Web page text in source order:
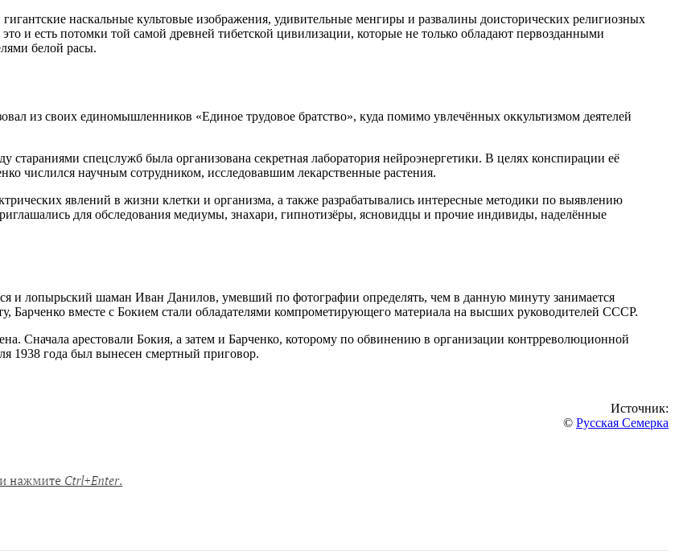
наскальные культовые изображения, удивительные менгиры и развалины доисторических религиозных
и есть потомки той самой древней тибетской цивилизации, которые не только обладают первозданными
белой расы.
из своих единомышленников «Единое трудовое братство», куда помимо увлечённых оккультизмом деятелей
стараниями спецслужб была организована секретная лаборатория нейроэнергетики. В целях конспирации её
числился научным сотрудником, исследовавшим лекарственные растения.
явлений в жизни клетки и организма, а также разрабатывались интересные методики по выявлению
для обследования медиумы, знахари, гипнотизёры, ясновидцы и прочие индивиды, наделённые
и лопырьский шаман Иван Данилов, умевший по фотографии определять, чем в данную минуту занимается
Барченко вместе с Бокием стали обладателями компрометирующего материала на высших руководителей СССР.
Сначала арестовали Бокия, а затем и Барченко, которому по обвинению в организации контрреволюционной
1938 года был вынесен смертный приговор.
Источник:
© Русская Семерка